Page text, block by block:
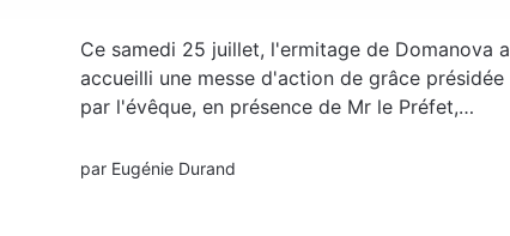
Ce samedi 25 juillet, l'ermitage de Domanova a
accueilli une messe d'action de grâce présidée
par l'évêque, en présence de Mr le Préfet,
Marc Bianchini, et des paroissiens des villages
par Eugénie Durand